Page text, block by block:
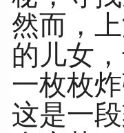
然而，
的儿女
一枚枚
这是一